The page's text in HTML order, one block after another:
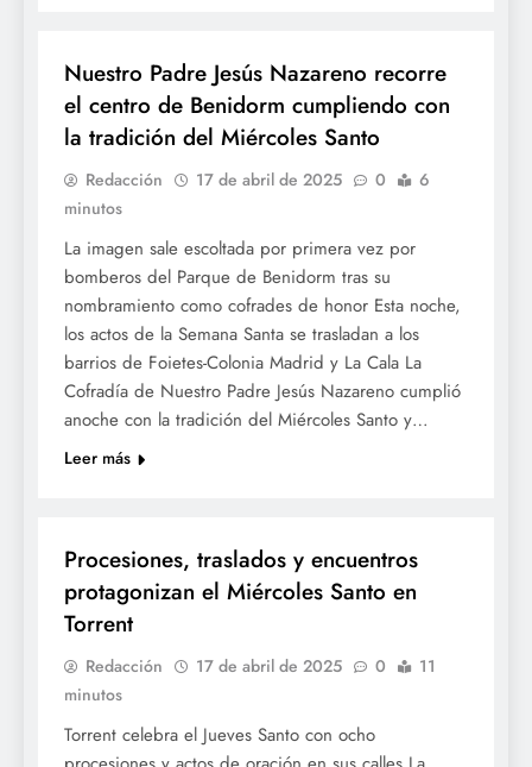
Nuestro Padre Jesús Nazareno recorre
el centro de Benidorm cumpliendo con
la tradición del Miércoles Santo
Redacción 17 de abril de 2025 0
6
minutos
La imagen sale escoltada por primera vez por
bomberos del Parque de Benidorm tras su
nombramiento como cofrades de honor Esta noche,
los actos de la Semana Santa se trasladan a los
barrios de Foietes-Colonia Madrid y La Cala La
Cofradía de Nuestro Padre Jesús Nazareno cumplió
anoche con la tradición del Miércoles Santo y…
Leer más
Procesiones, traslados y encuentros
protagonizan el Miércoles Santo en
Torrent
Redacción 17 de abril de 2025 0
11
minutos
Torrent celebra el Jueves Santo con ocho